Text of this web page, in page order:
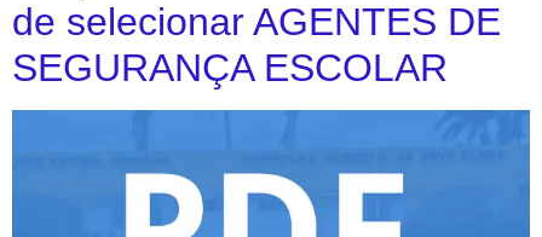
de selecionar AGENTES DE
SEGURANÇA ESCOLAR